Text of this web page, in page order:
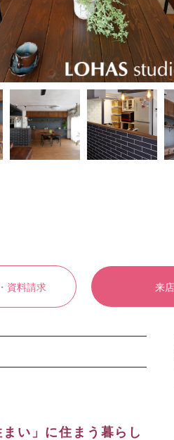
資料請求 来
い」に住まう暮らし